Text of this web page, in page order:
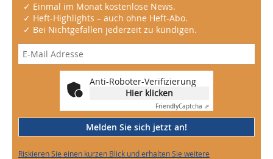
✓ Einmal im Monat kostenlose News.
✓ Heft-Highlights – auch ohne Heft-Abo.
✓ Bei Nichtgefallen jederzeit zu kündigen.
Anti-Roboter-Verifizierung
Hier klicken
FriendlyCaptcha ⇗
Melden Sie sich jetzt an!
Riskieren Sie einen kurzen Blick und erhalten Sie weitere